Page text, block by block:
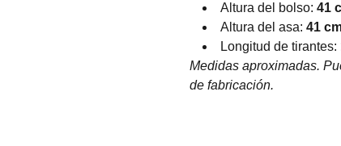
Altura del bolso: 41
Altura del asa: 41
Longitud de tirantes:
Medidas aproximadas.
de fabricación.